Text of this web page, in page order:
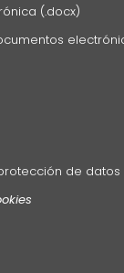
(.docx)
de datos